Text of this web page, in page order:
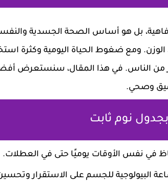
بل هو أساس الصحة الجسدية والنفسية.
الوزن. ومع ضغوط الحياة اليومية وكثرة
من الناس. في هذا المقال، سنستعرض
وصحي.
في نفس الأوقات يوميًا حتى في العطلات.
البيولوجية للجسم على الاستقرار